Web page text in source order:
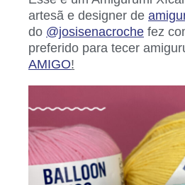
artesã e designer de
do @josisenacroche fez
preferido para tecer
AMIGO!